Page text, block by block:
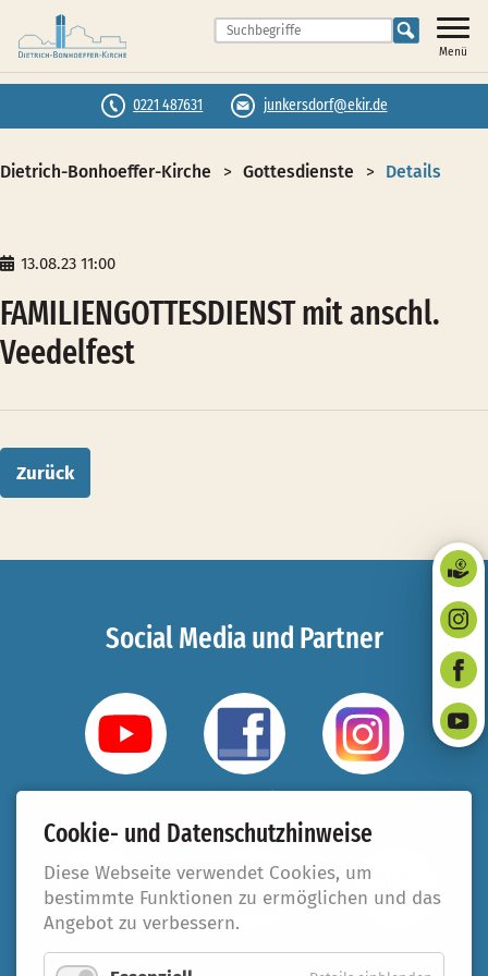
Menü
0221 487631 junkersdorf@ekir.de
Dietrich-Bonhoeffer-Kirche Gottesdienste Details
13.08.23 11:00
FAMILIENGOTTESDIENST mit anschl.
Veedelfest
Zurück
Social Media und Partner
YouTube Facebook Instagram
Taufbegleiter #beziehungsweise 321.koeln
Cookie- und Datenschutzhinweise
Diese Webseite verwendet Cookies, um
bestimmte Funktionen zu ermöglichen und das
Angebot zu verbessern.